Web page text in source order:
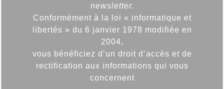
newsletter.
Conformément à la loi « informatique et
libertés » du 6 janvier 1978 modifiée en
2004,
vous bénéficiez d’un droit d’accès et de
rectification aux informations qui vous
concernent